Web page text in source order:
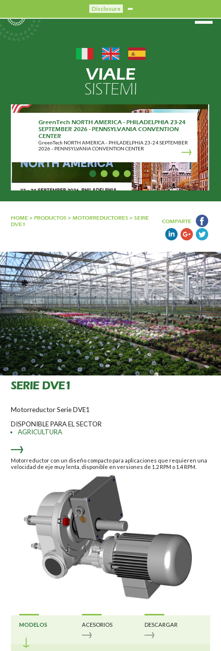
Disclosure
VIALE
SISTEMI
GreenTech NORTH AMERICA - PHILADELPHIA 23-24
SEPTEMBER 2026 - PENNSYLVANIA CONVENTION
CENTER
GreenTech NORTH AMERICA - PHILADELPHIA 23-24 SEPTEMBER
2026 - PENNSYLVANIA CONVENTION CENTER
CERTIFICACIÓN CRIBIS
CERTIFICACIÓN CRIBIS
HOME > PRODUCTOS > MOTORREDUCTORES > SERIE
DVE1
COMPARTE
SERIE DVE1
Motorreductor Serie DVE1
DISPONIBLE PARA EL SECTOR
AGRICULTURA
Motorreductor con un diseño compacto para aplicaciones que requieren una
velocidad de eje muy lenta, disponible en versiones de 1.2 RPM o 1.4 RPM.
MODELOS ACESORIOS DESCARGAR